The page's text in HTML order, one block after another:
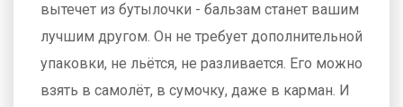
вытечет из бутылочки - бальзам станет вашим
лучшим другом. Он не требует дополнительной
упаковки, не льётся, не разливается. Его можно
взять в самолёт, в сумочку, даже в карман. И